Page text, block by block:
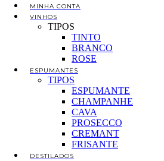
MINHA CONTA
VINHOS
TIPOS
TINTO
BRANCO
ROSE
ESPUMANTES
TIPOS
ESPUMANTE
CHAMPANHE
CAVA
PROSECCO
CREMANT
FRISANTE
DESTILADOS